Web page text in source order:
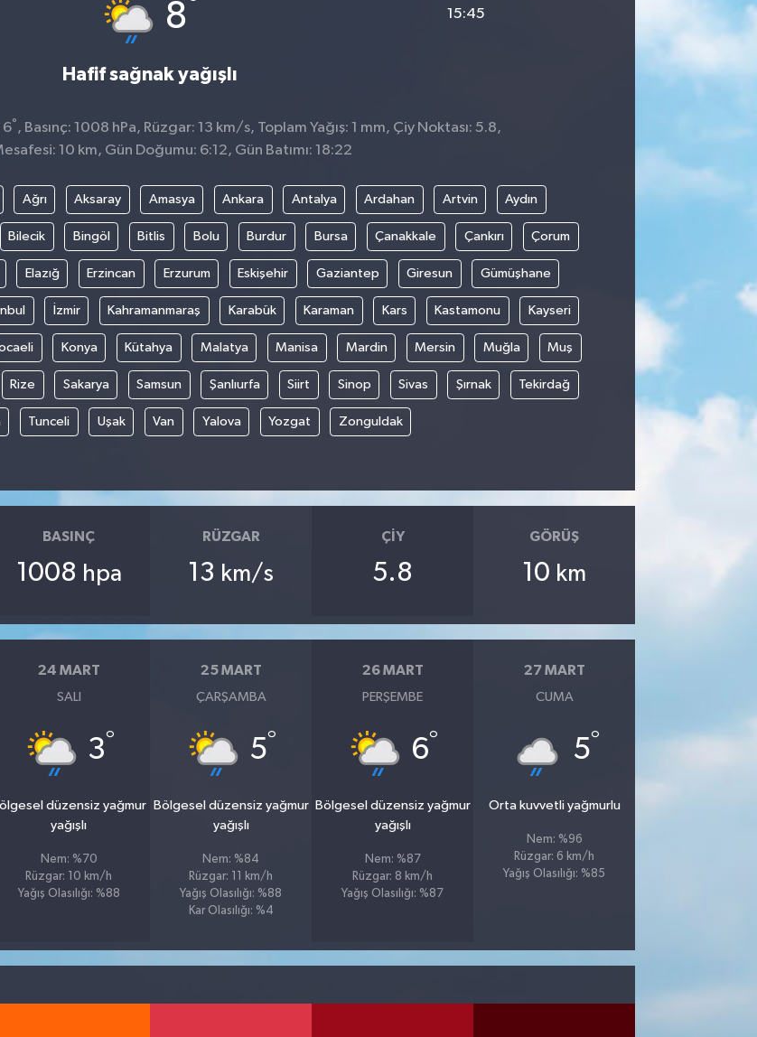
8
Hafif sağnak yağışlı
15:45
6° , Basınç: 1008 hPa, Rüzgar: 13 km/s, Toplam Yağış: 1 mm, Çiy Noktası: 5.8,
10 km, Gün Doğumu: 6:12, Gün Batımı: 18:22
Ağrı Aksaray Amasya Ankara Antalya Ardahan Artvin Aydın
Bilecik Bingöl Bitlis Bolu Burdur Bursa Çanakkale Çankırı Çorum
Elazığ Erzincan Erzurum Eskişehir Gaziantep Giresun Gümüşhane
İzmir Kahramanmaraş Karabük Karaman Kars Kastamonu Kayseri
Konya Kütahya Malatya Manisa Mardin Mersin Muğla Muş
Rize Sakarya Samsun Şanlıurfa Siirt Sinop Sivas Şırnak Tekirdağ
Tunceli Uşak Van Yalova Yozgat Zonguldak
BASINÇ
1008 hpa
RÜZGAR
13 km/s
ÇIY
5.8
GÖRÜŞ
10 km
24 MART
SALI
3°
düzensiz yağmur
yağışlı
Nem: %70
Rüzgar: 10 km/h
Yağış Olasılığı: %88
25 MART
ÇARŞAMBA
5°
Bölgesel düzensiz yağmur
yağışlı
Nem: %84
Rüzgar: 11 km/h
Yağış Olasılığı: %88
Kar Olasılığı: %4
26 MART
PERŞEMBE
6°
Bölgesel düzensiz yağmur
yağışlı
Nem: %87
Rüzgar: 8 km/h
Yağış Olasılığı: %87
27 MART
CUMA
5°
Orta kuvvetli yağmurlu
Nem: %96
Rüzgar: 6 km/h
Yağış Olasılığı: %85